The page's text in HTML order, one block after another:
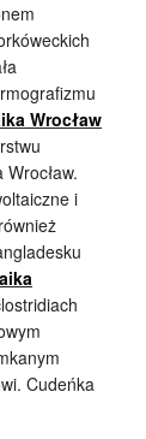
Wrocław
i
Cudeńka